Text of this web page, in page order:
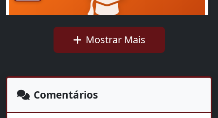
Ideb mostra avanço da educação básica no país
Walkíria Rius 01:35
Mostrar Mais
Comentários